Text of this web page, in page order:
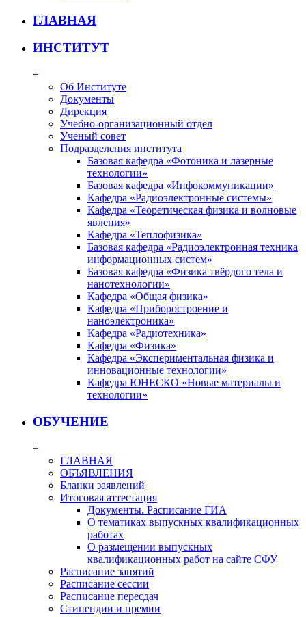
ГЛАВНАЯ
ИНСТИТУТ
+
Об Институте
Документы
Дирекция
Учебно-организационный отдел
Ученый совет
Подразделения института
Базовая кафедра «Фотоника и лазерные
технологии»
Базовая кафедра «Инфокоммуникации»
Кафедра «Радиоэлектронные системы»
Кафедра «Теоретическая физика и волновые
явления»
Кафедра «Теплофизика»
Базовая кафедра «Радиоэлектронная техника
информационных систем»
Базовая кафедра «Физика твёрдого тела и
нанотехнологии»
Кафедра «Общая физика»
Кафедра «Приборостроение и
наноэлектроника»
Кафедра «Радиотехника»
Кафедра «Физика»
Кафедра «Экспериментальная физика и
инновационные технологии»
Кафедра ЮНЕСКО «Новые материалы и
технологии»
ОБУЧЕНИЕ
+
ГЛАВНАЯ
ОБЪЯВЛЕНИЯ
Бланки заявлений
Итоговая аттестация
Документы. Расписание ГИА
О тематиках выпускных квалификационных
работах
О размещении выпускных
квалификационных работ на сайте СФУ
Расписание занятий
Расписание сессии
Расписание пересдач
Стипендии и премии